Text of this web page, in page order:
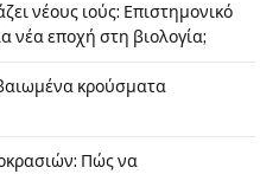
νέους ιούς: Επιστημονικό
νέα εποχή στη βιολογία;
κρούσματα
Πώς να